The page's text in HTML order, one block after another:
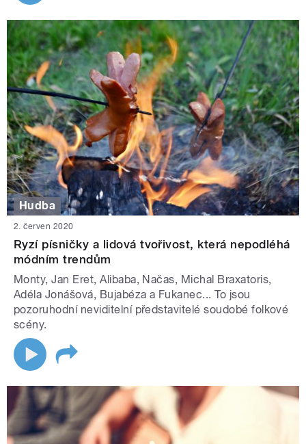
Hudba
2. červen 2020
Ryzí písničky a lidová tvořivost, která nepodléhá
módním trendům
Monty, Jan Eret, Alibaba, Načas, Michal Braxatoris,
Adéla Jonášová, Bujabéza a Fukanec... To jsou
pozoruhodní neviditelní představitelé soudobé folkové
scény.